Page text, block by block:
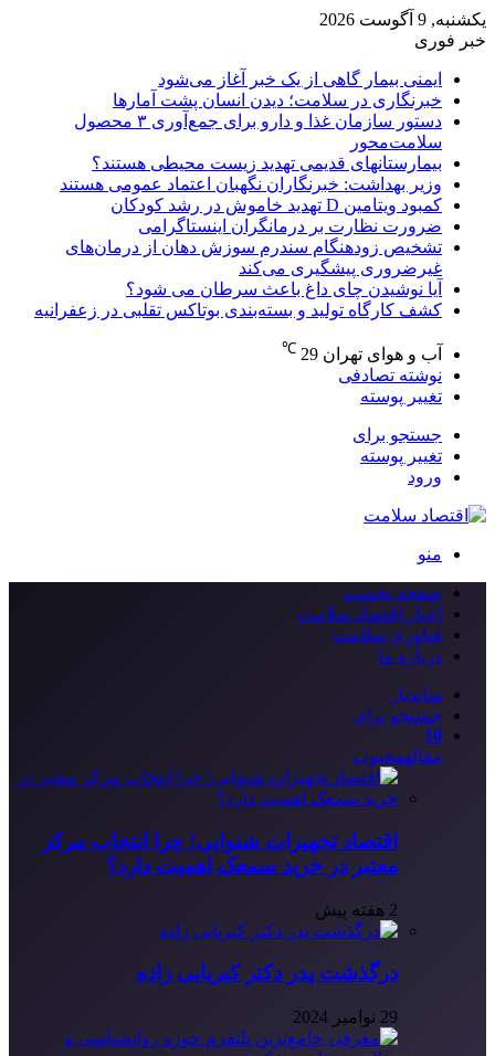
یکشنبه, 9 آگوست 2026
خبر فوری
ایمنی بیمار گاهی از یک خبر آغاز می‌شود
خبرنگاری در سلامت؛ دیدن انسان پشت آمارها
دستور سازمان غذا و دارو برای جمع‌آوری ۳ محصول
سلامت‌محور
بیمارستانهای قدیمی تهدید زیست محیطی هستند؟
وزیر بهداشت: خبرنگاران نگهبان اعتماد عمومی هستند
کمبود ویتامین D تهدید خاموش در رشد کودکان
ضرورت نظارت بر درمانگران اینستاگرامی
تشخیص زودهنگام سندرم سوزش دهان از درمان‌های
غیرضروری پیشگیری می‌کند
آیا نوشیدن چای داغ باعث سرطان می شود؟
کشف کارگاه تولید و بسته‌بندی بوتاکس تقلبی در زعفرانیه
آب و هوای تهران 29
℃
نوشته تصادفی
تغییر پوسته
جستجو برای
تغییر پوسته
ورود
منو
صفحه نخست
اخبار اقتصاد سلامت
فناوری سلامت
درباره ما
سایدبار
جستجو برای
10
مقالهمحبوب
اقتصاد تجهیزات شنوایی؛ چرا انتخاب مرکز
معتبر در خرید سمعک اهمیت دارد؟
2 هفته پیش
درگذشت پدر دکتر کبریایی زاده
29 نوامبر 2024